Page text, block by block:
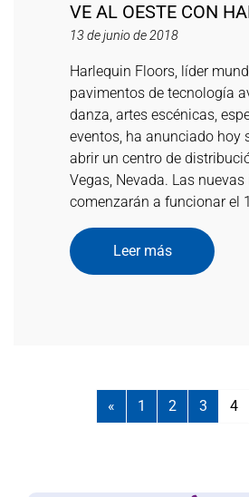
VE AL OESTE CON
13 de junio de 2018
Harlequin Floors, líder
pavimentos de tecnología
danza, artes escénicas,
eventos, ha anunciado hoy
abrir un centro de
Vegas, Nevada. Las
comenzarán a funcionar el
Leer más
« 1 2 3 4